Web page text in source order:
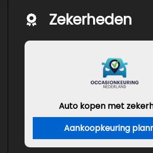
Zekerheden
Auto kopen met
Aankoopkeuring